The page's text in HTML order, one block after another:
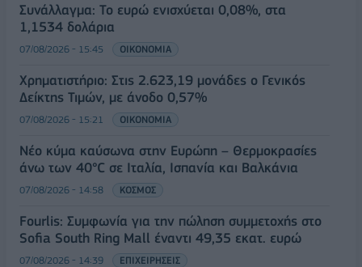
Συνάλλαγμα: Το ευρώ ενισχύεται 0,08%, στα
1,1534 δολάρια
07/08/2026 - 15:45 ΟΙΚΟΝΟΜΙΑ
Χρηματιστήριο: Στις 2.623,19 μονάδες ο Γενικός
Δείκτης Τιμών, με άνοδο 0,57%
07/08/2026 - 15:21 ΟΙΚΟΝΟΜΙΑ
Νέο κύμα καύσωνα στην Ευρώπη – Θερμοκρασίες
άνω των 40°C σε Ιταλία, Ισπανία και Βαλκάνια
07/08/2026 - 14:58 ΚΟΣΜΟΣ
Fourlis: Συμφωνία για την πώληση συμμετοχής στο
Sofia South Ring Mall έναντι 49,35 εκατ. ευρώ
07/08/2026 - 14:39 ΕΠΙΧΕΙΡΗΣΕΙΣ